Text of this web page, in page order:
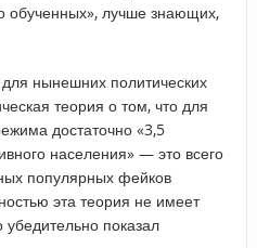
обученных», лучше знающих,
нынешних политических
теория о том, что для
достаточно «3,5
населения» — это всего
популярных фейков
эта теория не имеет
показал